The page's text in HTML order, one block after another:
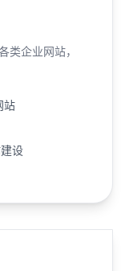
类企业网站，
站
设